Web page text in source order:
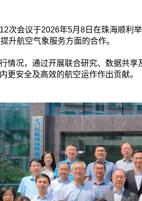
次会议于2026年5月8日在珠海顺利
升航空气象服务方面的合作。
情况，通过开展联合研究、数据共
更安全及高效的航空运作作出贡献。